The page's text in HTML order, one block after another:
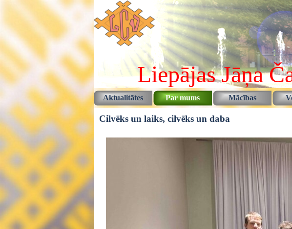
Pāriet uz saturu
Liepājas Jāņa
Aktualitātes Par mums ▼
Mācības
Cilvēks un laiks, cilvēks un daba